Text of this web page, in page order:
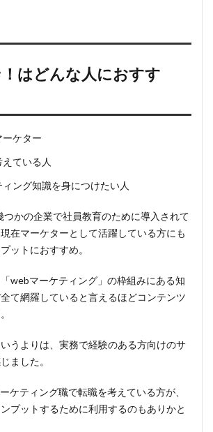
はどんな人におすす
ケター
ている人
ング知識を身につけたい人
つかの企業で社員教育のために導入されて
在マーケターとして活躍している方にも
ットにおすすめ。
「webマーケティング」の枠組みにある知
て網羅していると言えるほどコンテンツ
うよりは、実務で経験のある方向けのサ
ました。
ケティング職で転職を考えている方が、
プットするために利用するのもありかと